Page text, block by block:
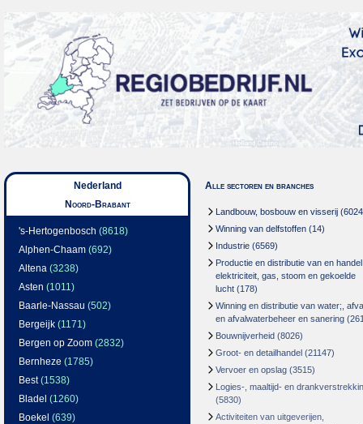
Nederland
Noord-Brabant
's-Hertogenbosch (8618)
Alphen-Chaam (692)
Altena (3238)
Asten (1011)
Baarle-Nassau (502)
Bergeijk (1171)
Bergen op Zoom (2832)
Bernheze (1785)
Best(1538)
Bladel (1260)
Boekel (639)
Alle sectoren en branches
Landbouw, bosbouw en visserij
Winning van delfstoffen (14)
Industrie (6569)
Productie en distributie van en
elektriciteit, gas, stoom en gekoelde
lucht (178)
Winning en distributie van water;,
en afvalwaterbeheer en sanering
Bouwnijverheid (8026)
Groot- en detailhandel (21147)
Vervoer en opslag (3515)
Logies-, maaltijd- en
(5830)
Activiteiten van uitgeverijen,